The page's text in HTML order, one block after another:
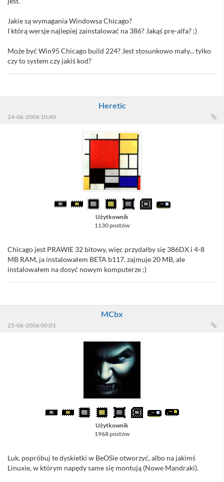
Jakie są wymagania Windowsa Chicago?
I którą wersje najlepiej zainstalować na 386? Jakąś pre-alfa? ;)
Może być Win95 Chicago build 224? Jest stosunkowo mały... tylko
czy to system czy jakiś kod?
Heretic
24-06-2006 10:40
Użytkownik
1130 postów
Chicago jest PRAWIE 32 bitowy, więc przydałby się 386DX i 4-8
MB RAM, ja instalowałem BETA b117, zajmuje 20 MB, ale
instalowałem na dosyć nowym komputerze ;)
MCbx
25-06-2006 00:01
Użytkownik
1968 postów
Luk, popróbuj te dyskietki w BeOSie otworzyć, albo na jakimś
Linuxie, w którym napędy same się montują (Nowe Mandraki).